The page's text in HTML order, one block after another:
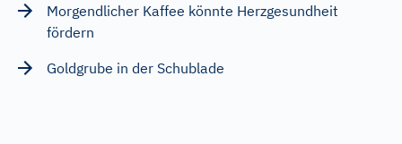
Morgendlicher Kaffee könnte Herzgesundheit
fördern
Goldgrube in der Schublade